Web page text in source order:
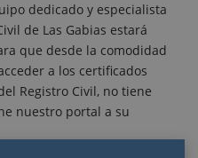
dedicado y especialista
de Las Gabias estará
que desde la comodidad
a los certificados
Registro Civil, no tiene
nuestro portal a su